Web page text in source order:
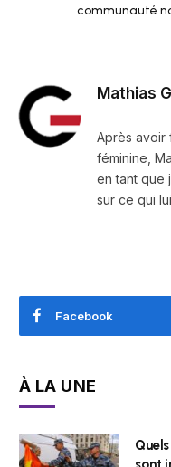
communauté
Mathias
Après avoir
féminine,
en tant que
sur ce qui
Facebook
À LA UNE